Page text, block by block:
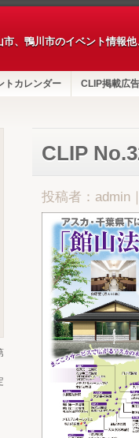
、鴨川市のイベント情報
トカレンダー CLIP掲載広告
CLIP
投稿者：admin